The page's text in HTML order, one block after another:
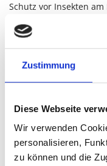
Zustimmung
Diese Webseite
Wir verwenden
personalisieren,
zu können und die
Schutz vor Insekten
ästhetischen
für das Fenster ist
Er passt sich
Sie können unter
haben: Bei der Dennis
Selbst für
es den geeigneten
fein, dass es die Sicht